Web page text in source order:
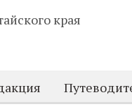
края